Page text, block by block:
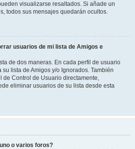
visualizarse resaltados. Si añade un
todos sus mensajes quedarán ocultos.
usuarios de mi lista de Amigos e
de dos maneras. En cada perfil de usuario
lista de Amigos y/o Ignorados. También
de Control de Usuario directamente,
eliminar usuarios de su lista desde esta
o varios foros?